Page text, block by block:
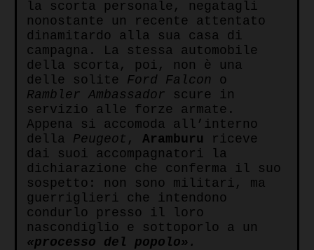
la scorta personale, negatagli
nonostante un recente attentato
dinamitardo alla sua casa di
campagna. La stessa automobile
della scorta, poi, non è una
delle solite Ford Falcon o
Rambler Ambassador scure in
servizio alle forze armate.
Appena si accomoda all’interno
della Peugeot , Aramburu riceve
dai suoi accompagnatori la
dichiarazione che conferma il suo
sospetto: non sono militari, ma
guerriglieri che intendono
condurlo presso il loro
nascondiglio e sottoporlo a un
«processo del popolo» .